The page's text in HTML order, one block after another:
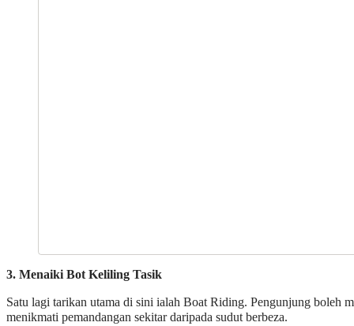
3. Menaiki Bot Keliling Tasik
Satu lagi tarikan utama di sini ialah Boat Riding. Pengunjung boleh
menikmati pemandangan sekitar daripada sudut berbeza.